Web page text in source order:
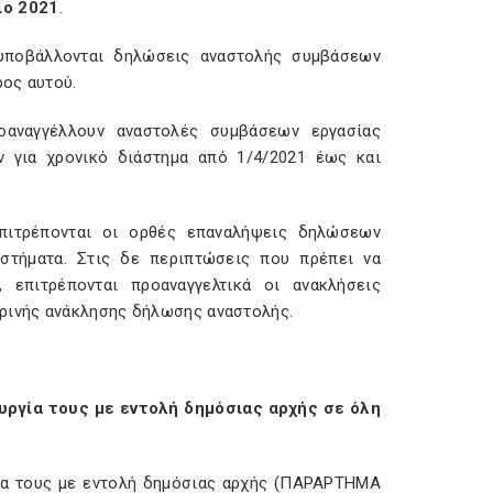
2021 .
δηλώσεις αναστολής συμβάσεων
αυτού.
αναστολές συμβάσεων εργασίας
χρονικό διάστημα από 1/4/2021 έως και
οι ορθές επαναλήψεις δηλώσεων
Στις δε περιπτώσεις που πρέπει να
προαναγγελτικά οι ανακλήσεις
ανάκλησης δήλωσης αναστολής.
τους με εντολή δημόσιας αρχής σε όλη
τους με εντολή δημόσιας αρχής (ΠΑΡΑΡΤΗΜΑ